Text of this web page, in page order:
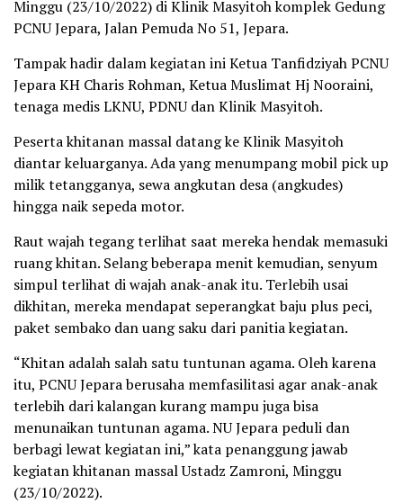
Minggu (23/10/2022) di Klinik Masyitoh komplek Gedung
PCNU Jepara, Jalan Pemuda No 51, Jepara.
Tampak hadir dalam kegiatan ini Ketua Tanfidziyah PCNU
Jepara KH Charis Rohman, Ketua Muslimat Hj Nooraini,
tenaga medis LKNU, PDNU dan Klinik Masyitoh.
Peserta khitanan massal datang ke Klinik Masyitoh
diantar keluarganya. Ada yang menumpang mobil pick up
milik tetangganya, sewa angkutan desa (angkudes)
hingga naik sepeda motor.
Raut wajah tegang terlihat saat mereka hendak memasuki
ruang khitan. Selang beberapa menit kemudian, senyum
simpul terlihat di wajah anak-anak itu. Terlebih usai
dikhitan, mereka mendapat seperangkat baju plus peci,
paket sembako dan uang saku dari panitia kegiatan.
“Khitan adalah salah satu tuntunan agama. Oleh karena
itu, PCNU Jepara berusaha memfasilitasi agar anak-anak
terlebih dari kalangan kurang mampu juga bisa
menunaikan tuntunan agama. NU Jepara peduli dan
berbagi lewat kegiatan ini,” kata penanggung jawab
kegiatan khitanan massal Ustadz Zamroni, Minggu
(23/10/2022).